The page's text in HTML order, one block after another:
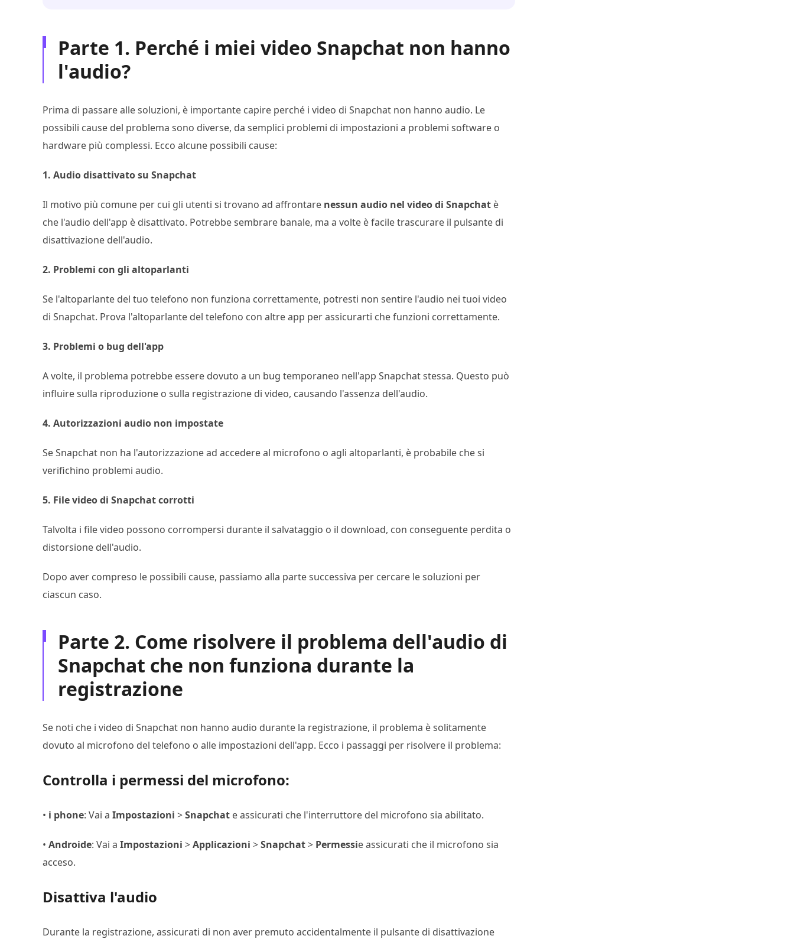
Parte 1. Perché i miei video Snapchat non hanno
l'audio?
Prima di passare alle soluzioni, è importante capire perché i video di Snapchat non hanno audio. Le
possibili cause del problema sono diverse, da semplici problemi di impostazioni a problemi software o
hardware più complessi. Ecco alcune possibili cause:
1. Audio disattivato su Snapchat
Il motivo più comune per cui gli utenti si trovano ad affrontare nessun audio nel video di Snapchat è
che l'audio dell'app è disattivato. Potrebbe sembrare banale, ma a volte è facile trascurare il pulsante di
disattivazione dell'audio.
2. Problemi con gli altoparlanti
Se l'altoparlante del tuo telefono non funziona correttamente, potresti non sentire l'audio nei tuoi video
di Snapchat. Prova l'altoparlante del telefono con altre app per assicurarti che funzioni correttamente.
3. Problemi o bug dell'app
A volte, il problema potrebbe essere dovuto a un bug temporaneo nell'app Snapchat stessa. Questo può
influire sulla riproduzione o sulla registrazione di video, causando l'assenza dell'audio.
4. Autorizzazioni audio non impostate
Se Snapchat non ha l'autorizzazione ad accedere al microfono o agli altoparlanti, è probabile che si
verifichino problemi audio.
5. File video di Snapchat corrotti
Talvolta i file video possono corrompersi durante il salvataggio o il download, con conseguente perdita o
distorsione dell'audio.
Dopo aver compreso le possibili cause, passiamo alla parte successiva per cercare le soluzioni per
ciascun caso.
Parte 2. Come risolvere il problema dell'audio di
Snapchat che non funziona durante la
registrazione
Se noti che i video di Snapchat non hanno audio durante la registrazione, il problema è solitamente
dovuto al microfono del telefono o alle impostazioni dell'app. Ecco i passaggi per risolvere il problema:
Controlla i permessi del microfono:
• i phone: Vai a Impostazioni >Snapchat e assicurati che l'interruttore del microfono sia abilitato.
• Androide: Vai a Impostazioni >Applicazioni >Snapchat> Permessie assicurati che il microfono sia
acceso.
Disattiva l'audio
Durante la registrazione, assicurati di non aver premuto accidentalmente il pulsante di disattivazione